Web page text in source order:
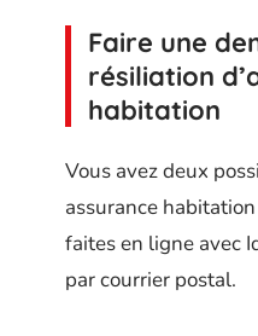
Faire une
résiliation
habitation
Vous avez deux
assurance
faites en ligne avec
par courrier postal.